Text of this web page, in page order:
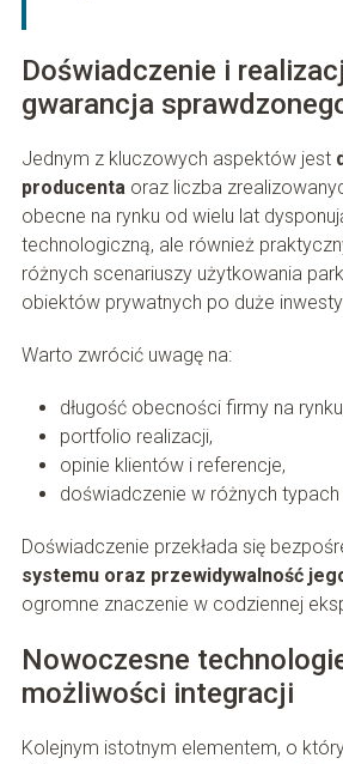
Doświadczenie i
gwarancja
Jednym z kluczowych aspektów jest
producentaoraz liczba
obecne na rynku od wielu lat
technologiczną, ale również
różnych scenariuszy użytkowania
obiektów prywatnych po duże
Warto zwrócić uwagę na:
długość obecności firmy na
portfolio realizacji,
opinie klientów i referencje,
doświadczenie w różnych typach
Doświadczenie przekłada się
systemu oraz przewidywalność
ogromne znaczenie w codziennej
Nowoczesne
możliwości integracji
Kolejnym istotnym elementem, o